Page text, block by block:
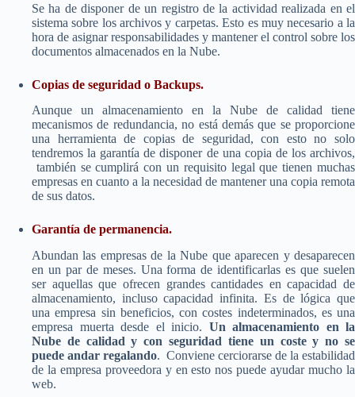
Se ha de disponer de un registro de la actividad realizada en el
sistema sobre los archivos y carpetas. Esto es muy necesario a la
hora de asignar responsabilidades y mantener el control sobre los
documentos almacenados en la Nube.
Copias de seguridad o Backups.
Aunque un almacenamiento en la Nube de calidad tiene
mecanismos de redundancia, no está demás que se proporcione
una herramienta de copias de seguridad, con esto no solo
tendremos la garantía de disponer de una copia de los archivos,
también se cumplirá con un requisito legal que tienen muchas
empresas en cuanto a la necesidad de mantener una copia remota
de sus datos.
Garantía de permanencia.
Abundan las empresas de la Nube que aparecen y desaparecen
en un par de meses. Una forma de identificarlas es que suelen
ser aquellas que ofrecen grandes cantidades en capacidad de
almacenamiento, incluso capacidad infinita. Es de lógica que
una empresa sin beneficios, con costes indeterminados, es una
empresa muerta desde el inicio. Un almacenamiento en la
Nube de calidad y con seguridad tiene un coste y no se
puede andar regalando. Conviene cerciorarse de la estabilidad
de la empresa proveedora y en esto nos puede ayudar mucho la
web.